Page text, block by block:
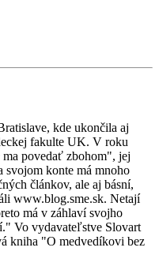
kde ukončila aj
fakulte UK. V roku
povedať zbohom", jej
svojom konte má mnoho
článkov, ale aj básní,
www.blog.sme.sk. Netají
má v záhlaví svojho
Vo vydavateľstve Slovart
kniha "O medvedíkovi bez